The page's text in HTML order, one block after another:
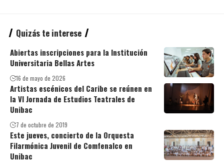
Quizás te interese
Abiertas inscripciones para la Institución
Universitaria Bellas Artes
16 de mayo de 2026
Artistas escénicos del Caribe se reúnen en
la VI Jornada de Estudios Teatrales de
Unibac
7 de octubre de 2019
Este jueves, concierto de la Orquesta
Filarmónica Juvenil de Comfenalco en
Unibac